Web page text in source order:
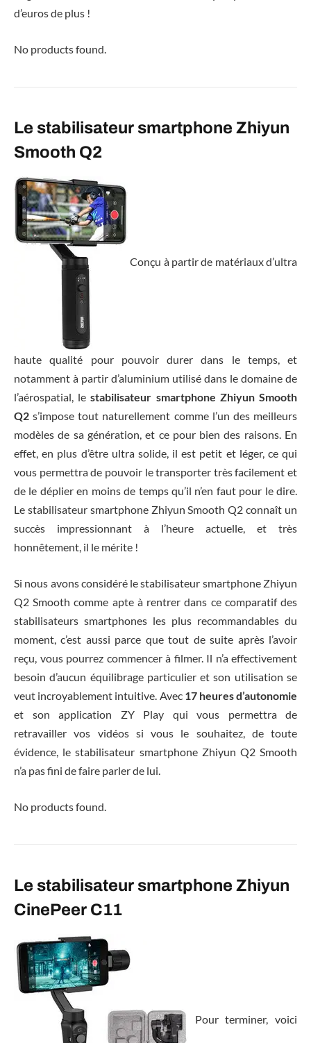
d’euros de plus !
No products found.
Le stabilisateur smartphone Zhiyun
Smooth Q2
Conçu à partir de matériaux d’ultra
haute qualité pour pouvoir durer dans le temps, et
notamment à partir d’aluminium utilisé dans le domaine de
l’aérospatial, lestabilisateur smartphone Zhiyun Smooth
Q2 s’impose tout naturellement comme l’un des meilleurs
modèles de sa génération, et ce pour bien des raisons. En
effet, en plus d’être ultra solide, il est petit et léger, ce qui
vous permettra de pouvoir le transporter très facilement et
de le déplier en moins de temps qu’il n’en faut pour le dire.
Le stabilisateur smartphone Zhiyun Smooth Q2 connaît un
succès impressionnant à l’heure actuelle, et très
honnêtement, il le mérite !
Si nous avons considéré le stabilisateur smartphone Zhiyun
Q2 Smooth comme apte à rentrer dans ce comparatif des
stabilisateurs smartphones les plus recommandables du
moment, c’est aussi parce que tout de suite après l’avoir
reçu, vous pourrez commencer à filmer. Il n’a effectivement
besoin d’aucun équilibrage particulier et son utilisation se
veut incroyablement intuitive. Avec 17 heures d’autonomie
et son application ZY Play qui vous permettra de
retravailler vos vidéos si vous le souhaitez, de toute
évidence, le stabilisateur smartphone Zhiyun Q2 Smooth
n’a pas fini de faire parler de lui.
No products found.
Le stabilisateur smartphone Zhiyun
CinePeer C11
Pour terminer, voici